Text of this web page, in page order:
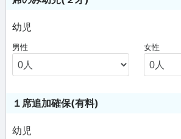
幼児
男性 女性
１席追加確保(有料)
幼児